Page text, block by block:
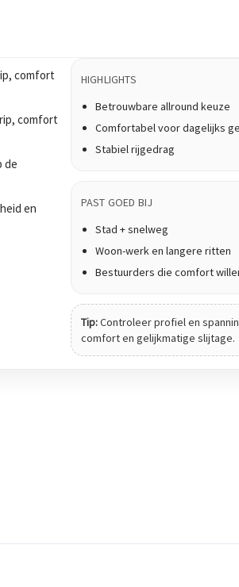
comfort
comfort
de
en
HIGHLIGHTS
Betrouwbare allround keuze
Comfortabel voor dagelijks
Stabiel rijgedrag
PAST GOED BIJ
Stad + snelweg
Woon-werk en langere ritten
Bestuurders die comfort
Tip:Controleer profiel en
comfort en gelijkmatige slijtage.